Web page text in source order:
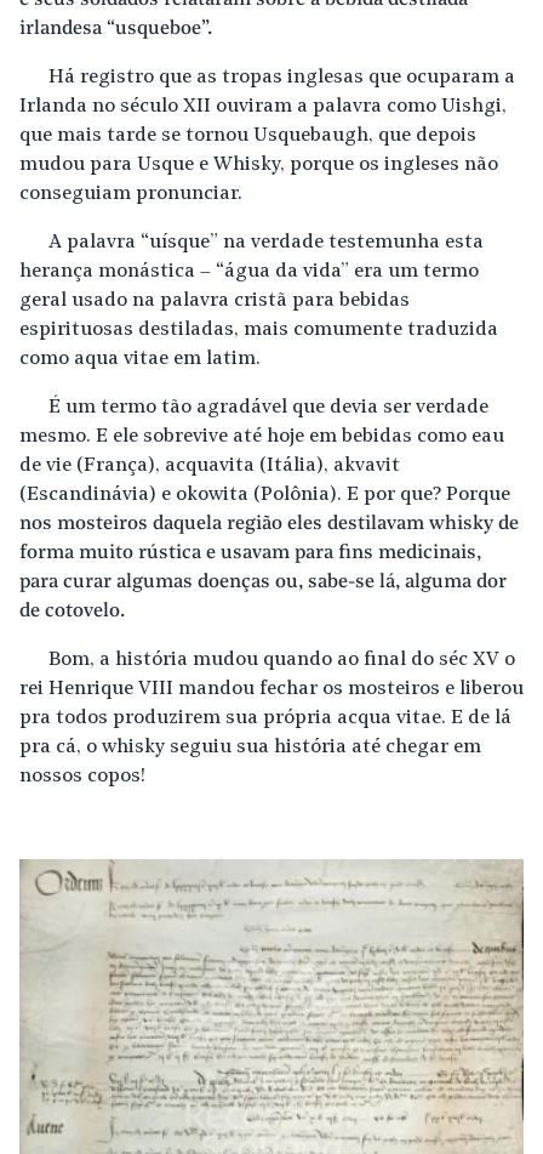
irlandesa “usqueboe”.
Há registro que as tropas inglesas que ocuparam a
Irlanda no século XII ouviram a palavra como Uishgi,
que mais tarde se tornou Usquebaugh, que depois
mudou para Usque e Whisky, porque os ingleses não
conseguiam pronunciar.
A palavra “uísque” na verdade testemunha esta
herança monástica – “água da vida” era um termo
geral usado na palavra cristã para bebidas
espirituosas destiladas, mais comumente traduzida
como aqua vitae em latim.
É um termo tão agradável que devia ser verdade
mesmo. E ele sobrevive até hoje em bebidas como eau
de vie (França), acquavita (Itália), akvavit
(Escandinávia) e okowita (Polônia). E por que? Porque
nos mosteiros daquela região eles destilavam whisky de
forma muito rústica e usavam para fins medicinais,
para curar algumas doenças ou, sabe-se lá, alguma dor
de cotovelo.
Bom, a história mudou quando ao final do séc XV o
rei Henrique VIII mandou fechar os mosteiros e liberou
pra todos produzirem sua própria acqua vitae. E de lá
pra cá, o whisky seguiu sua história até chegar em
nossos copos!